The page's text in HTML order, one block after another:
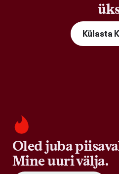
Külasta
Oled juba
Mine uuri välja.